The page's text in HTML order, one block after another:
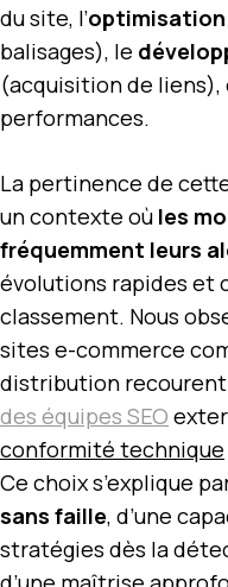
du site, l’
balisages), le
(acquisition de liens),
performances.
La pertinence de
un contexte où les
fréquemment leurs
évolutions rapides et
classement. Nous
sites e-commerce
distribution
des équipes SEO
conformité technique
Ce choix s’explique
sans faille, d’une
stratégies dès la